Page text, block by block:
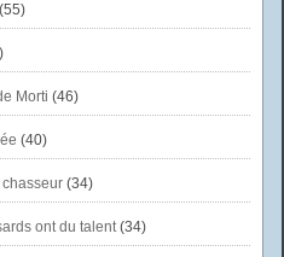
(55)
Morti (46)
(40)
(34)
ont du talent(34)